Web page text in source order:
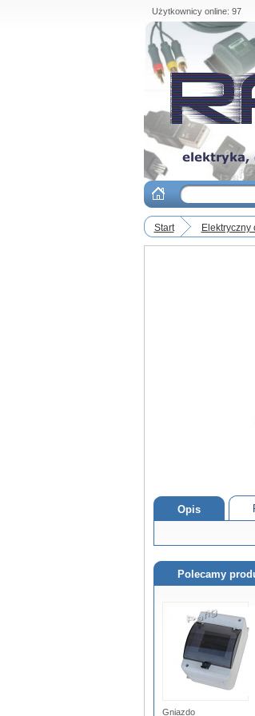
Użytkownicy online: 97
Start Elektryczny
Opis
Polecamy
Gniazdo